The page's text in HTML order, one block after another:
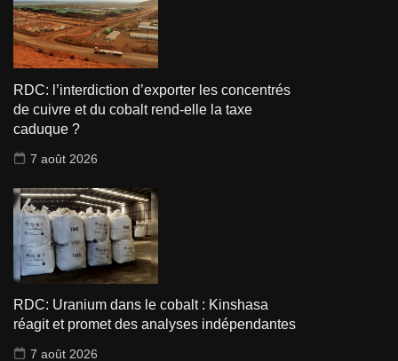
RDC: l’interdiction d’exporter les concentrés
de cuivre et du cobalt rend-elle la taxe
caduque ?
7 août 2026
RDC: Uranium dans le cobalt : Kinshasa
réagit et promet des analyses indépendantes
7 août 2026